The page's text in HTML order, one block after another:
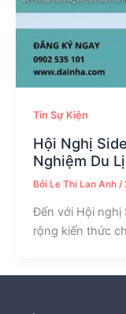
Tin Sự Kiện
Hội Nghị
Nghiệm Du
Bởi Le Thi Lan Anh /
Đến với Hội nghị
rộng kiến thức